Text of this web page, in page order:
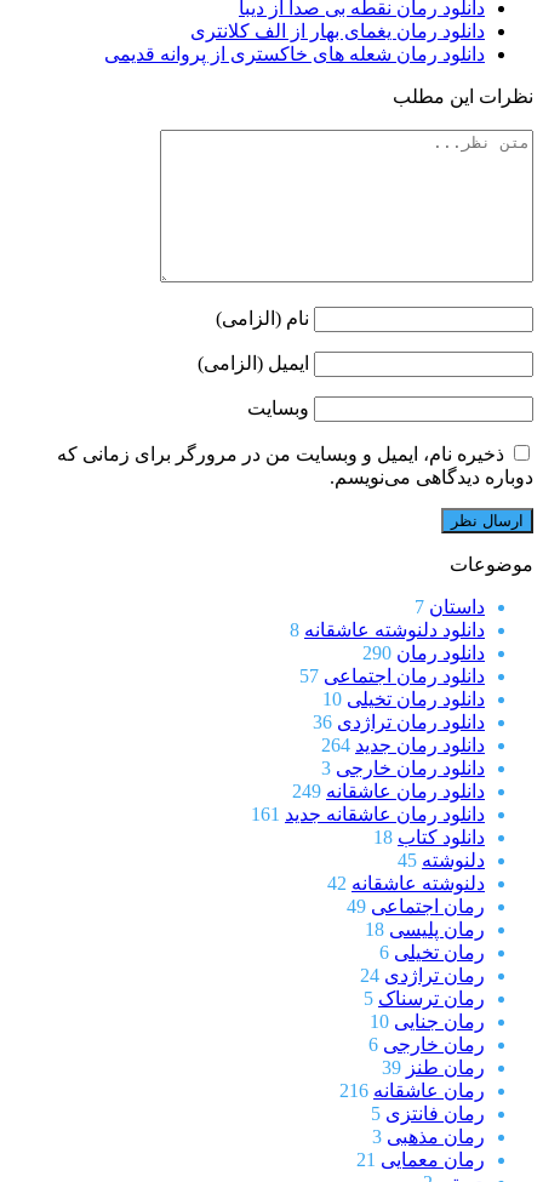
دانلود رمان نقطه بی صدا از دیبا
دانلود رمان یغمای بهار از الف کلانتری
دانلود رمان شعله های خاکستری از پروانه قدیمی
نظرات این مطلب
نام (الزامی)
ایمیل (الزامی)
وبسایت
ذخیره نام، ایمیل و وبسایت من در مرورگر برای زمانی که
دوباره دیدگاهی می‌نویسم.
موضوعات
داستان 7
دانلود دلنوشته عاشقانه 8
دانلود رمان 290
دانلود رمان اجتماعی 57
دانلود رمان تخیلی 10
دانلود رمان تراژدی 36
دانلود رمان جدید 264
دانلود رمان خارجی 3
دانلود رمان عاشقانه 249
دانلود رمان عاشقانه جدید 161
دانلود کتاب 18
دلنوشته 45
دلنوشته عاشقانه 42
رمان اجتماعی 49
رمان پلیسی 18
رمان تخیلی 6
رمان تراژدی 24
رمان ترسناک 5
رمان جنایی 10
رمان خارجی 6
رمان طنز 39
رمان عاشقانه 216
رمان فانتزی 5
رمان مذهبی 3
رمان معمایی 21